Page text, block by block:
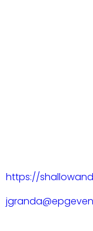
https://